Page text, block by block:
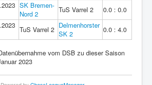
SK Bremen-
Nord 2
TuS Varrel 2 0.0 : 0.0
TuS Varrel 2 Delmenhorster
SK 2
0.0 : 4.0
vom DSB zu dieser Saison
2023